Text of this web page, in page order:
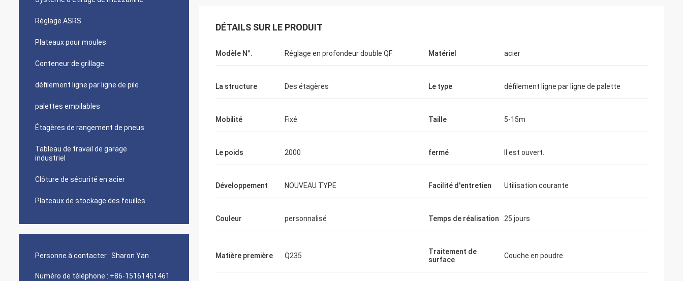
Réglage ASRS
Plateaux pour moules
Conteneur de grillage
défilement ligne par ligne de pile
palettes empilables
Étagères de rangement de pneus
Tableau de travail de garage
industriel
Clôture de sécurité en acier
Plateaux de stockage des feuilles
Personne à contacter : Sharon Yan
Numéro de téléphone : +86-15161451461
DÉTAILS SUR LE PRODUIT
Modèle N°. Réglage en profondeur double QF Matériel acier
La structure Des étagères Le type défilement ligne par ligne de palette
Mobilité Fixé Taille 5-15m
Le poids 2000 fermé Il est ouvert.
Développement NOUVEAU TYPE Facilité d'entretien Utilisation courante
Couleur personnalisé Temps de réalisation 25 jours
Matière première Q235
Traitement de
surface
Couche en poudre